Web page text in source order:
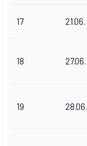
17 21.06.
18 27.06.
19 28.06.